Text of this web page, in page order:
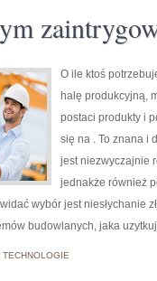
O ile ktoś
halę produkcyjną,
postaci produkty i
się na . To znana i
jest niezwyczajnie
jednakże również
wybór jest niesłychanie
budowlanych, jaka
TECHNOLOGIE